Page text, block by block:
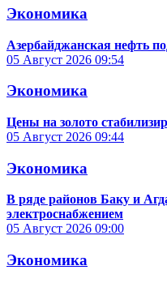
Экономика
Азербайджанская нефть
05 Август 2026 09:54
Экономика
Цены на золото
05 Август 2026 09:44
Экономика
В ряде районов Баку и
электроснабжением
05 Август 2026 09:00
Экономика